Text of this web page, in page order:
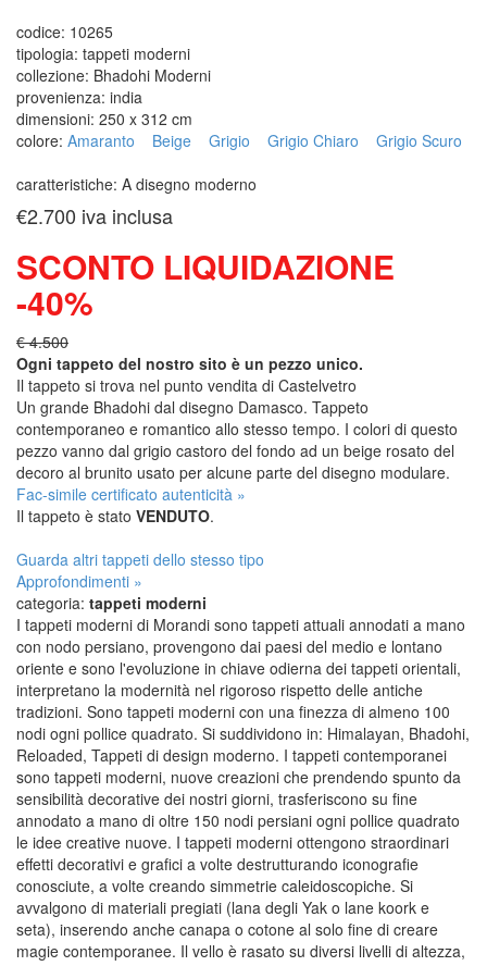
codice: 10265
tipologia: tappeti moderni
collezione: Bhadohi Moderni
provenienza: india
dimensioni: 250 x 312 cm
colore: Amaranto Beige Grigio Grigio Chiaro
Grigio Scuro
caratteristiche: A disegno moderno
€2.700 iva inclusa
SCONTO LIQUIDAZIONE
-40%
€ 4.500
Ogni tappeto del nostro sito è un pezzo unico.
Il tappeto si trova nel punto vendita di Castelvetro
Un grande Bhadohi dal disegno Damasco. Tappeto
contemporaneo e romantico allo stesso tempo. I colori di questo
pezzo vanno dal grigio castoro del fondo ad un beige rosato del
decoro al brunito usato per alcune parte del disegno modulare.
Fac-simile certificato autenticità »
Il tappeto è stato VENDUTO.
Guarda altri tappeti dello stesso tipo
Approfondimenti »
categoria: tappeti moderni
I tappeti moderni di Morandi sono tappeti attuali annodati a mano
con nodo persiano, provengono dai paesi del medio e lontano
oriente e sono l'evoluzione in chiave odierna dei tappeti orientali,
interpretano la modernità nel rigoroso rispetto delle antiche
tradizioni. Sono tappeti moderni con una finezza di almeno 100
nodi ogni pollice quadrato. Si suddividono in: Himalayan, Bhadohi,
Reloaded, Tappeti di design moderno. I tappeti contemporanei
sono tappeti moderni, nuove creazioni che prendendo spunto da
sensibilità decorative dei nostri giorni, trasferiscono su fine
annodato a mano di oltre 150 nodi persiani ogni pollice quadrato
le idee creative nuove. I tappeti moderni ottengono straordinari
effetti decorativi e grafici a volte destrutturando iconografie
conosciute, a volte creando simmetrie caleidoscopiche. Si
avvalgono di materiali pregiati (lana degli Yak o lane koork e
seta), inserendo anche canapa o cotone al solo fine di creare
magie contemporanee. Il vello è rasato su diversi livelli di altezza,